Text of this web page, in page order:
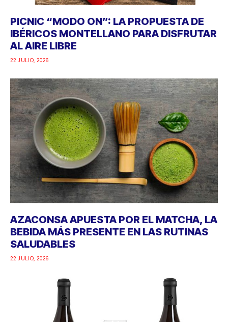
PICNIC “MODO ON”: LA PROPUESTA DE
IBÉRICOS MONTELLANO PARA DISFRUTAR
AL AIRE LIBRE
22 JULIO, 2026
AZACONSA APUESTA POR EL MATCHA, LA
BEBIDA MÁS PRESENTE EN LAS RUTINAS
SALUDABLES
22 JULIO, 2026